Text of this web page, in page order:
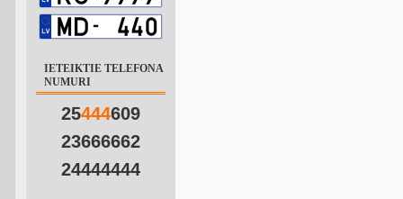
IETEIKTIE TELEFONA
NUMURI
25444609
23666662
24444444